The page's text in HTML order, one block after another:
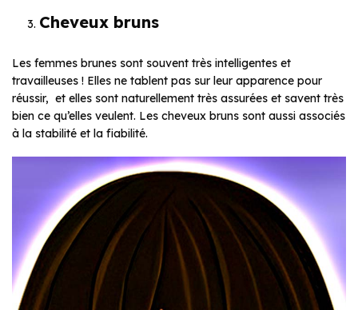
Cheveux bruns
Les femmes brunes sont souvent très intelligentes et
travailleuses ! Elles ne tablent pas sur leur apparence pour
réussir, et elles sont naturellement très assurées et savent très
bien ce qu’elles veulent. Les cheveux bruns sont aussi associés
à la stabilité et la fiabilité.